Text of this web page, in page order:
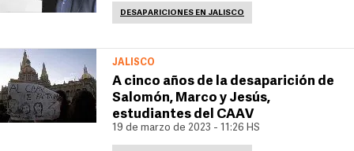
DESAPARICIONES EN JALISCO
JALISCO
A cinco años de la desaparición de
Salomón, Marco y Jesús,
estudiantes del CAAV
19 de marzo de 2023 - 11:26 HS